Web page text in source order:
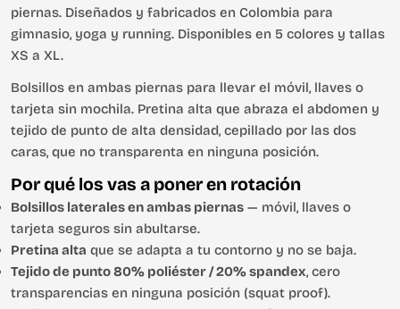
piernas. Diseñados y fabricados en Colombia para
gimnasio, yoga y running. Disponibles en 5 colores y tallas
XS a XL.
Bolsillos en ambas piernas para llevar el móvil, llaves o
tarjeta sin mochila. Pretina alta que abraza el abdomen y
tejido de punto de alta densidad, cepillado por las dos
caras, que no transparenta en ninguna posición.
Por qué los vas a poner en rotación
Bolsillos laterales en ambas piernas — móvil, llaves o
tarjeta seguros sin abultarse.
Pretina alta que se adapta a tu contorno y no se baja.
Tejido de punto 80% poliéster / 20% spandex, cero
transparencias en ninguna posición (squat proof).